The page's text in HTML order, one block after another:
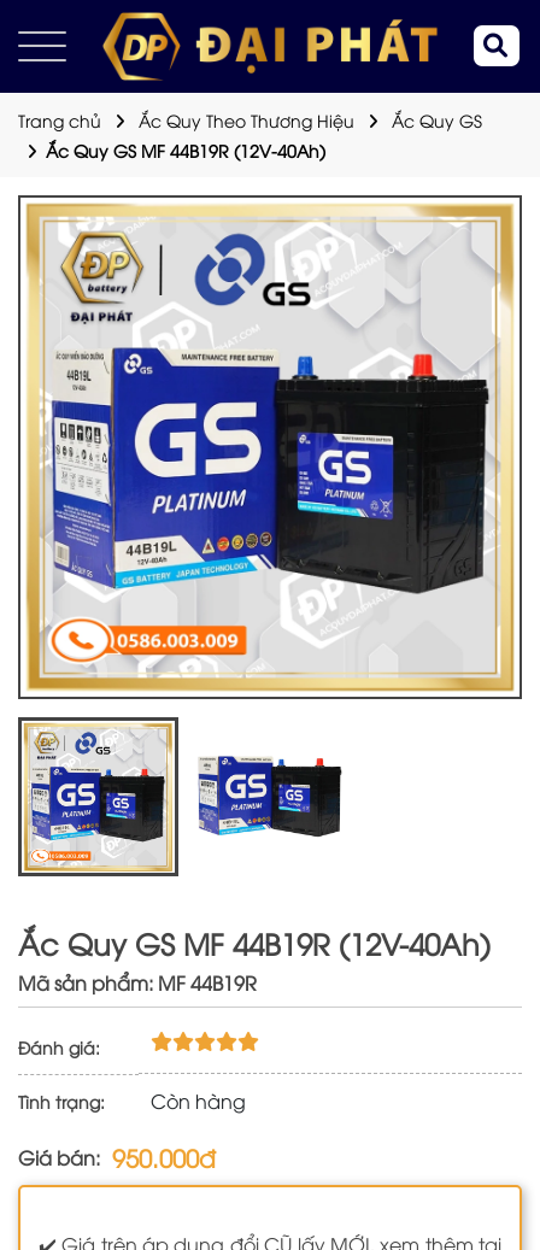
Trang chủ Ắc Quy Theo Thương Hiệu
Ắc Quy GS
Ắc Quy GS MF 44B19R (12V-40Ah)
Ắc Quy GS MF 44B19R (12V-40Ah)
Mã sản phẩm: MF 44B19R
Đánh giá:
Tình trạng: Còn hàng
Giá bán: 950.000đ
✔️ Giá trên áp dụng đổi CŨ lấy MỚI, xem thêm tại